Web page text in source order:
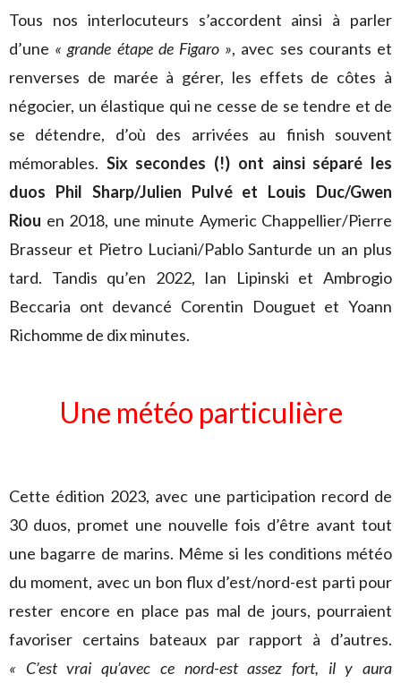
Tous nos interlocuteurs s’accordent ainsi à parler
d’une « grande étape de Figaro », avec ses courants et
renverses de marée à gérer, les effets de côtes à
négocier, un élastique qui ne cesse de se tendre et de
se détendre, d’où des arrivées au finish souvent
mémorables. Six secondes (!) ont ainsi séparé les
duos Phil Sharp/Julien Pulvé et Louis Duc/Gwen
Riou en 2018, une minute Aymeric Chappellier/Pierre
Brasseur et Pietro Luciani/Pablo Santurde un an plus
tard. Tandis qu’en 2022, Ian Lipinski et Ambrogio
Beccaria ont devancé Corentin Douguet et Yoann
Richomme de dix minutes.
Une météo particulière
Cette édition 2023, avec une participation record de
30 duos, promet une nouvelle fois d’être avant tout
une bagarre de marins. Même si les conditions météo
du moment, avec un bon flux d’est/nord-est parti pour
rester encore en place pas mal de jours, pourraient
favoriser certains bateaux par rapport à d’autres.
« C’est vrai qu’avec ce nord-est assez fort, il y aura